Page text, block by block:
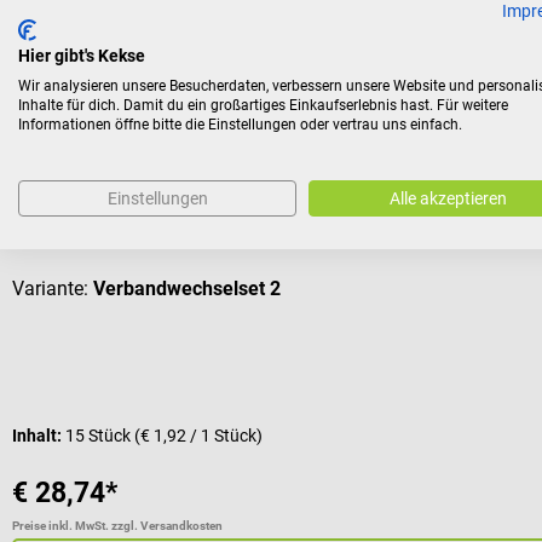
Kunden kauften auch
Fuhrmann
Inkl. Pinzette & Kompressen
Variante: Verbandwechselset 2
Inhalt: 15 Stück (€ 1,92 / 1 Stück)
€ 28,74*
Preise inkl. MwSt. zzgl. Versandkosten
Hier gibt's Kekse
Wir analysieren unsere Besucherdaten, verbessern unsere Website und
Inhalte für dich. Damit du ein großartiges Einkaufserlebnis hast. Für weitere
Informationen öffne bitte die Einstellungen oder vertrau uns einfach.
Einstellungen Alle akzeptieren